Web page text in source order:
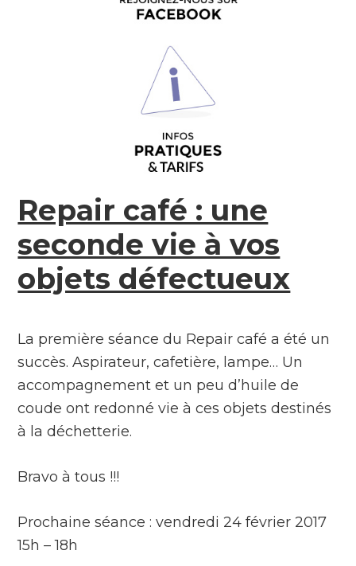
Repair café : une
seconde vie à vos
objets défectueux
La première séance du Repair café a été un
succès. Aspirateur, cafetière, lampe… Un
accompagnement et un peu d’huile de
coude ont redonné vie à ces objets destinés
à la déchetterie.
Bravo à tous !!!
Prochaine séance : vendredi 24 février 2017
15h – 18h